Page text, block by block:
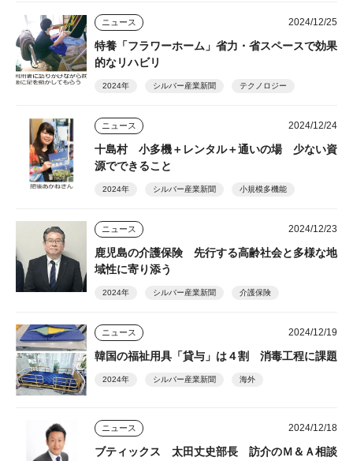
ニュース 2024/12/25
特養「フラワーホーム」省力・省スペースで効果
的なリハビリ
2024年 シルバー産業新聞 テクノロジー
ニュース 2024/12/24
十島村 小多機＋レンタル＋通いの場 少ない資
源でできること
2024年 シルバー産業新聞 小規模多機能
ニュース 2024/12/23
鹿児島の介護保険 先行する高齢社会と多様な地
域性に寄り添う
2024年 シルバー産業新聞 介護保険
ニュース 2024/12/19
韓国の福祉用具「貸与」は４割 消毒工程に課題
2024年 シルバー産業新聞 海外
ニュース 2024/12/18
ブティックス 太田丈史部長 訪介のＭ＆Ａ相談